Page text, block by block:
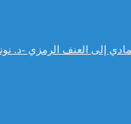
إلى العنف الرمزي -د.